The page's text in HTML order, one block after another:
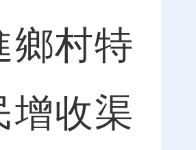
鄉村特
增收渠